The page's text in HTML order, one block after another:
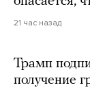
21 час назад
Трамп
получение